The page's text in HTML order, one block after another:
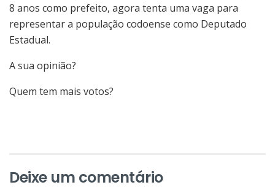
8 anos como prefeito, agora tenta uma vaga para
representar a população codoense como Deputado
Estadual.
A sua opinião?
Quem tem mais votos?
Deixe um comentário